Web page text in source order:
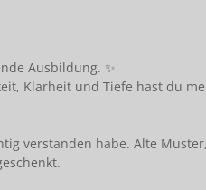
Ausbildung. ✨
Klarheit und Tiefe hast du
verstanden habe. Alte